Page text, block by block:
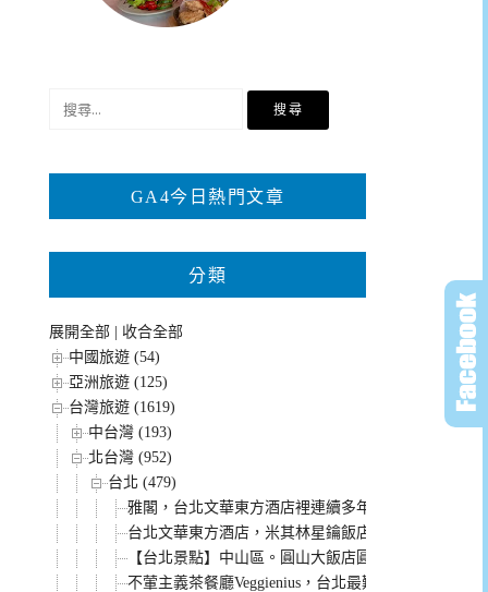
鍵
GA4今日熱門文章
分類
展開全部
收合全部
中國旅遊 (54)
亞洲旅遊 (125)
台灣旅遊 (1619)
中台灣 (193)
北台灣 (952)
台北 (479)
雅閣，台北文華東方酒店裡連續多年米其林一星餐廳
台北文華東方酒店，米其林星鑰飯店。行政房型獨家
【台北景點】中山區。圓山大飯店圓山密道 溜滑梯
不葷主義茶餐廳Veggienius，台北最難訂的蔬食餐廳